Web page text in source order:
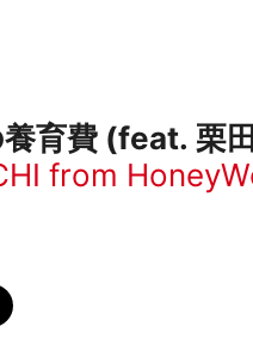
育費 (feat. 栗
from